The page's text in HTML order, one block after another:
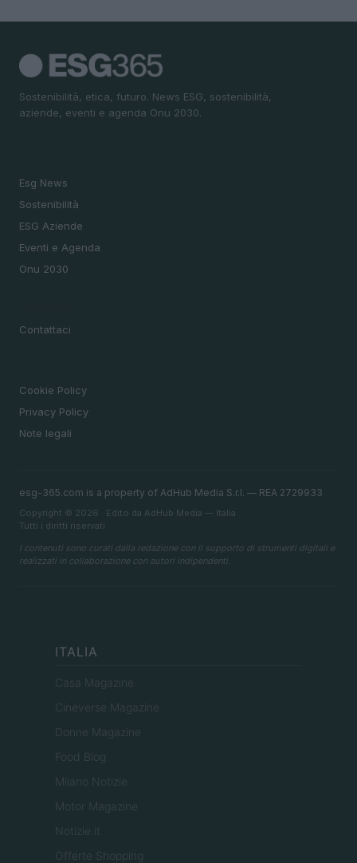
Sostenibilità, etica, futuro. News ESG, sostenibilità,
aziende, eventi e agenda Onu 2030.
Esg News
Sostenibilità
ESG Aziende
Eventi e Agenda
Onu 2030
Contattaci
Cookie Policy
Privacy Policy
Note legali
esg-365.com is a property of AdHub Media S.r.l. — REA 2729933
Copyright © 2026 · Edito da AdHub Media — Italia
Tutti i diritti riservati
I contenuti sono curati dalla redazione con il supporto di strumenti digitali e
realizzati in collaborazione con autori indipendenti.
ITALIA
Casa Magazine
Cineverse Magazine
Donne Magazine
Food Blog
Milano Notizie
Motor Magazine
Notizie.it
Offerte Shopping